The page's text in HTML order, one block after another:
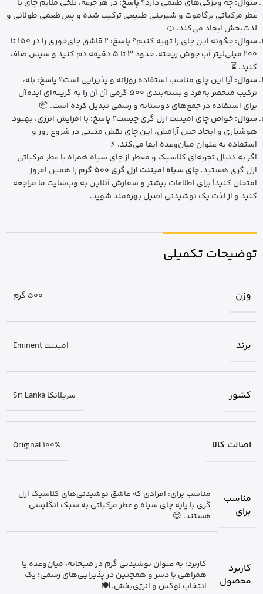
سوال:چه ویژگی‌های طعمی دارد؟ پاسخ:در هر جرعه، تلخی ملایم چای با
عطر مرکباتی برگاموت و شیرینی طبیعی ترکیب شده و پس‌طعمی طولانی و
لذت‌بخش ایجاد می‌کند. 🍊
سوال:چگونه این چای را تهیه کنیم؟ پاسخ:
2 قاشق چای‌خوری را در 150 تا
200 میلی‌لیتر آب جوش ریخته، حدود 3 تا 5 دقیقه دم کنید و سپس صاف
کنید. ⏳
سوال:آیا این چای مناسب استفاده روزانه و پذیرایی است؟ پاسخ: بله،
ترکیب منحصر به‌فرد و بسته‌بندی 500 گرمی آن آن را به گزینه‌ای ایده‌آل
برای استفاده در جمع‌های دوستانه و رسمی تبدیل کرده است. 📦
سوال:خواص چای امیننت ارل گری چیست؟ پاسخ: با افزایش انرژی، بهبود
هوشیاری و ایجاد حس آرامش، این چای نقش مثبتی در شروع روز و
استفاده به عنوان میان‌وعده ایفا می‌کند. ⚡
اگر به دنبال تجربه‌ای کلاسیک و معطر از چای سیاه همراه با عطر مرکباتی
ارل گری هستید،چای سیاه امیننت ارل گری 500 گرم
را همین امروز
امتحان کنید! برای اطلاعات بیشتر و سفارش آنلاین به وب‌سایت ما مراجعه
کنید و از لذت یک نوشیدنی اصیل بهره‌مند شوید.
توضیحات تکمیلی
وزن 500 گرم
برند امیننت Eminent
کشور سریلانکا Sri Lanka
اصالت کالا Original 100%
مناسب
برای
مناسب برای: افرادی که عاشق نوشیدنی‌های کلاسیک ارل
گری با پایه چای سیاه و عطر مرکباتی به سبک انگلیسی
هستند. 😊
کاربرد
محصول
کاربرد: به عنوان نوشیدنی گرم در صبحانه، میان‌وعده یا
همراهی با دسر و همچنین در پذیرایی‌های رسمی؛ یک
انتخاب لوکس و انرژی‌بخش. 🍽️